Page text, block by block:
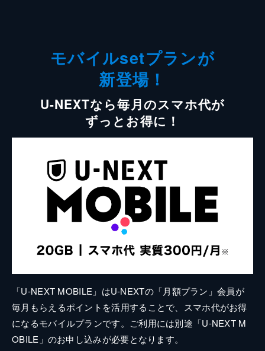
モバイルsetプランが
新登場！
U-NEXTなら毎月のスマホ代が
ずっとお得に！
「U-NEXT MOBILE」はU-NEXTの「月額プラン」会員が
毎月もらえるポイントを活用することで、スマホ代がお得
になるモバイルプランです。ご利用には別途「U-NEXT M
OBILE」のお申し込みが必要となります。